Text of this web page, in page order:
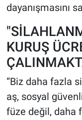
dayanışmasını
KURUŞ
“Biz daha fazla
aş, sosyal
füze değil, daha